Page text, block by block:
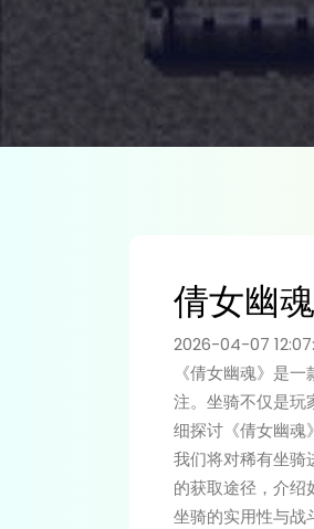
倩女幽
2026-04-07
《倩女幽魂》是
注。坐骑不仅是玩
细探讨《倩女幽魂
我们将对稀有坐骑
的获取途径，介绍
坐骑的实用性与战